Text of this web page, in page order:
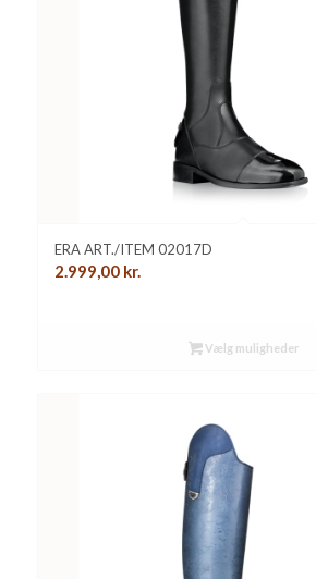
ERA ART./ITEM 02017D
2.999,00 kr.
Vælg muligheder